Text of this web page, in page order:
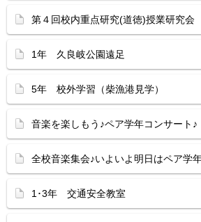
第４回校内重点研究(道徳)授業研究会
1年 久良岐公園遠足
5年 校外学習（柴漁港見学）
音楽を楽しもう♪ペア学年コンサート♪
全校音楽集会♪いよいよ明日はペア学
1･3年 交通安全教室